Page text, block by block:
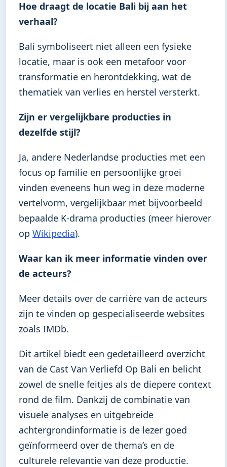
Hoe draagt de locatie Bali bij aan het
verhaal?
Bali symboliseert niet alleen een fysieke
locatie, maar is ook een metafoor voor
transformatie en herontdekking, wat de
thematiek van verlies en herstel versterkt.
Zijn er vergelijkbare producties in
dezelfde stijl?
Ja, andere Nederlandse producties met een
focus op familie en persoonlijke groei
vinden eveneens hun weg in deze moderne
vertelvorm, vergelijkbaar met bijvoorbeeld
bepaalde K-drama producties (meer hierover
op Wikipedia).
Waar kan ik meer informatie vinden over
de acteurs?
Meer details over de carrière van de acteurs
zijn te vinden op gespecialiseerde websites
zoals IMDb.
Dit artikel biedt een gedetailleerd overzicht
van de Cast Van Verliefd Op Bali en belicht
zowel de snelle feitjes als de diepere context
rond de film. Dankzij de combinatie van
visuele analyses en uitgebreide
achtergrondinformatie is de lezer goed
geïnformeerd over de thema’s en de
culturele relevantie van deze productie.